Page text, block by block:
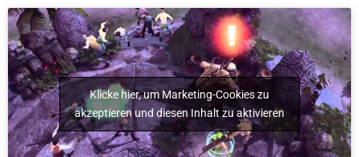
Klicke hier, um Marketing-Cookies zu
akzeptieren und diesen Inhalt zu aktivieren